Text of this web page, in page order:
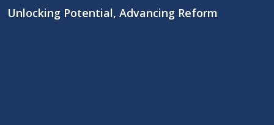
Unlocking Potential, Advancing Reform